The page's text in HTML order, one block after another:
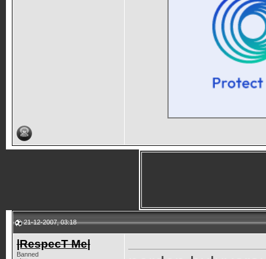
21-12-2007, 03:18
|RespecT Me|
Banned